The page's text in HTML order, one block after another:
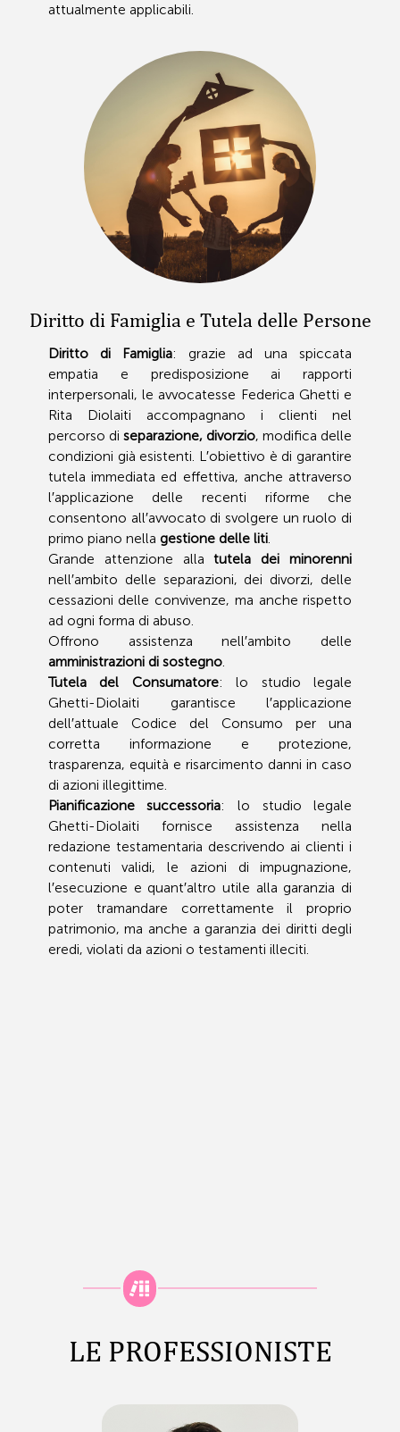
attualmente applicabili.
Diritto di Famiglia e Tutela delle Persone
Diritto di Famiglia: grazie ad una spiccata
empatia e predisposizione ai rapporti
interpersonali, le avvocatesse Federica Ghetti e
Rita Diolaiti accompagnano i clienti nel
percorso di separazione, divorzio, modifica delle
condizioni già esistenti. L′obiettivo è di garantire
tutela immediata ed effettiva, anche attraverso
l′applicazione delle recenti riforme che
consentono all′avvocato di svolgere un ruolo di
primo piano nella gestione delle liti.
Grande attenzione allatutela dei minorenni
nell′ambito delle separazioni, dei divorzi, delle
cessazioni delle convivenze, ma anche rispetto
ad ogni forma di abuso.
Offrono assistenza nell′ambito delle
amministrazioni di sostegno.
Tutela del Consumatore: lo studio legale
Ghetti-Diolaiti garantisce l′applicazione
dell′attuale Codice del Consumo per una
corretta informazione e protezione,
trasparenza, equità e risarcimento danni in caso
di azioni illegittime.
Pianificazione successoria: lo studio legale
Ghetti-Diolaiti fornisce assistenza nella
redazione testamentaria descrivendo ai clienti i
contenuti validi, le azioni di impugnazione,
l′esecuzione e quant′altro utile alla garanzia di
poter tramandare correttamente il proprio
patrimonio, ma anche a garanzia dei diritti degli
eredi, violati da azioni o testamenti illeciti.
LE PROFESSIONISTE